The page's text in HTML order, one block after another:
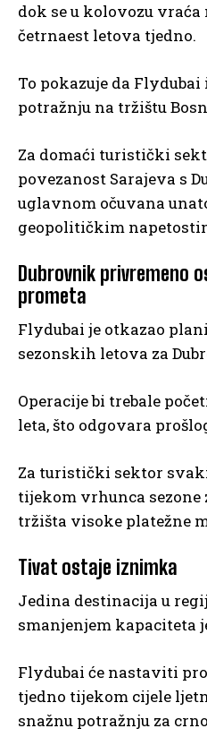
dok se u kolovozu
četrnaest letova tjedno.
To pokazuje da
potražnju na tržištu
Za domaći turistički
povezanost Sarajeva s
uglavnom očuvana
geopolitičkim
Dubrovnik privremeno
prometa
Flydubai je otkazao
sezonskih letova za
Operacije bi trebale
leta, što odgovara
Za turistički sektor
tijekom vrhunca
tržišta visoke platežne
Tivat ostaje iznimka
Jedina destinacija u
smanjenjem kapaciteta
Flydubai će nastaviti
tjedno tijekom cijele
snažnu potražnju za